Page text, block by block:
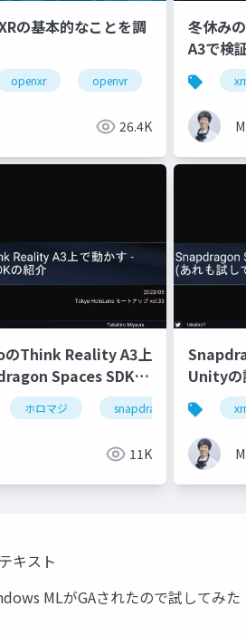
の基本的なことを調
openxr openvr hololens
26.4K
冬休み
A3で検
のThink Reality A3上
Spaces SDKの
ホロマジ snapdragonspaces
11K
Unityの
キスト
MLがGAされたので試してみ